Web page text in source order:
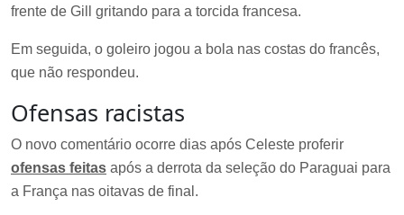
frente de Gill gritando para a torcida francesa.
Em seguida, o goleiro jogou a bola nas costas do francês,
que não respondeu.
Ofensas racistas
O novo comentário ocorre dias após Celeste proferir
ofensas feitas após a derrota da seleção do Paraguai para
a França nas oitavas de final.